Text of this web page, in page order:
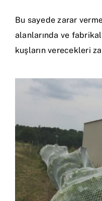
Bu sayede zarar
alanlarında ve
kuşların verecekleri